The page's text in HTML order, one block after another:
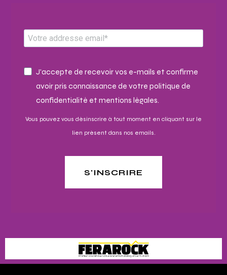
J'accepte de recevoir vos e-mails et confirme
avoir pris connaissance de votre politique de
confidentialité et mentions légales.
Vous pouvez vous désinscrire à tout moment en cliquant sur le
lien présent dans nos emails.
S'INSCRIRE